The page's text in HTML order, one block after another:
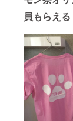
員もらえる